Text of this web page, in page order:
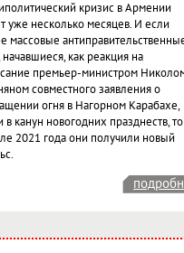
кризис в Армении
уже несколько месяцев. И если
массовые
начавшиеся, как реакция на
премьер-министром
совместного заявления о
огня в Нагорном Карабахе,
в канун новогодних празднеств,
2021 года они получили новый